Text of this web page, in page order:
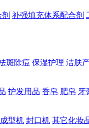
补强填充体系配合剂
斑除痘 保湿护理 洁肤
护发用品 香皂 肥皂 牙
成型机 封口机 其它化妆